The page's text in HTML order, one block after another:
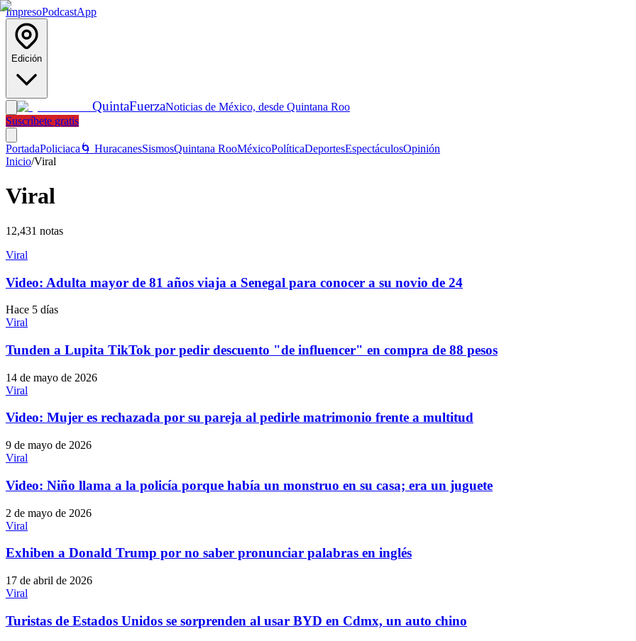
ImpresoPodcastApp
Edición
QuintaFuerzaNoticias de México, desde Quintana Roo
Suscríbete gratis
PortadaPoliciaca 🌀 HuracanesSismosQuintana RooMéxicoPolíticaDeportesEspectáculosOpinión
Inicio/Viral
Viral
12,431 notas
Viral
Video: Adulta mayor de 81 años viaja a Senegal para conocer a su novio de 24
Hace 5 días
Viral
Tunden a Lupita TikTok por pedir descuento "de influencer" en compra de 88 pesos
14 de mayo de 2026
Viral
Video: Mujer es rechazada por su pareja al pedirle matrimonio frente a multitud
9 de mayo de 2026
Viral
Video: Niño llama a la policía porque había un monstruo en su casa; era un juguete
2 de mayo de 2026
Viral
Exhiben a Donald Trump por no saber pronunciar palabras en inglés
17 de abril de 2026
Viral
Turistas de Estados Unidos se sorprenden al usar BYD en Cdmx, un auto chino